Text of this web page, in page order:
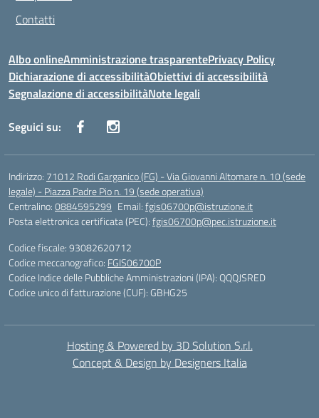
Contatti
Albo onlineAmministrazione trasparentePrivacy Policy
Dichiarazione di accessibilitàObiettivi di accessibilità
Segnalazione di accessibilitàNote legali
Seguici su:
Indirizzo: 71012 Rodi Garganico (FG) - Via Giovanni Altomare n. 10 (sede
legale) - Piazza Padre Pio n. 19 (sede operativa)
Centralino:0884595299 Email:fgis06700p@istruzione.it
Posta elettronica certificata (PEC):fgis06700p@pec.istruzione.it
Codice fiscale: 93082620712
Codice meccanografico: FGIS06700P
Codice Indice delle Pubbliche Amministrazioni (IPA): QQQJSRED
Codice unico di fatturazione (CUF): GBHG25
Hosting & Powered by 3D Solution S.r.l.
Concept & Design by Designers Italia